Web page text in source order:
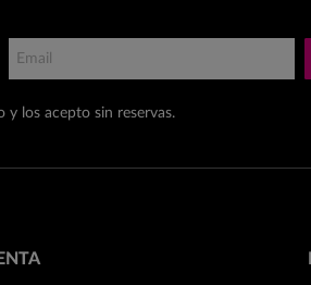
y los acepto sin reservas.